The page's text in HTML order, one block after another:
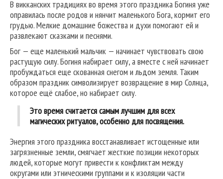
В викканских традициях во время этого праздника Богиня уже
оправилась после родов и нянчит маленького Бога, кормит его
грудью. Мелкие домашние божества и духи помогают ей и
развлекают сказками и песнями.
Бог — еще маленький мальчик — начинает чувствовать свою
растущую силу. Богиня набирает силу, а вместе с ней начинает
пробуждаться еще скованная снегом и льдом земля. Таким
образом праздник символизирует возвращение в мир Солнца,
которое ещё слабое, но набирает силу.
Это время считается самым лучшим для всех
магических ритуалов, особенно для посвящения.
Энергия этого праздника восстанавливает истощенные или
загрязненные земли, смягчает жесткие позиции некоторых
людей, которые могут привести к конфликтам между
округами или этническими группами и к изоляции части